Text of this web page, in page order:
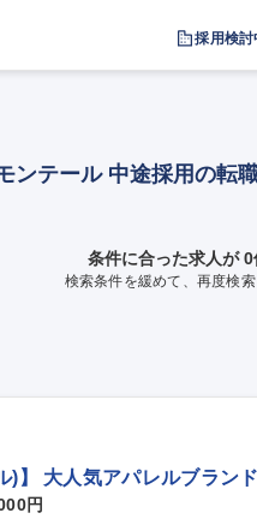
採用検
ンテール 中途採用の転
条件に合った求人が 0
検索条件を緩めて、再度検
)】 大人気アパレルブラン
円